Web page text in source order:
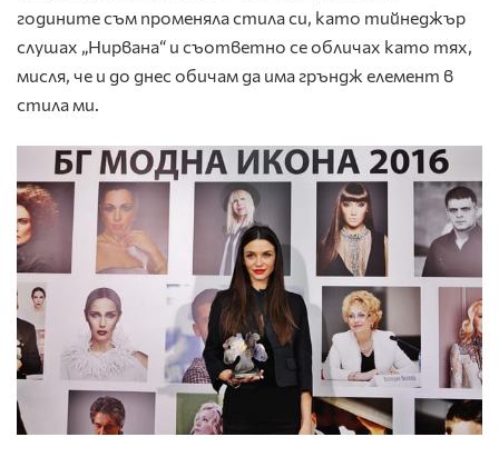
годините съм променяла стила си, като тийнеджър
слушах „Нирвана“ и съответно се обличах като тях,
мисля, че и до днес обичам да има гръндж елемент в
стила ми.